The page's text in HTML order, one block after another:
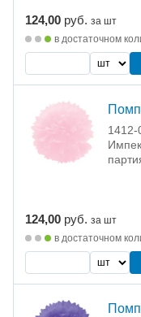
124,00 руб. за шт
в достаточном
1412-
124,00 руб. за шт
в достаточном